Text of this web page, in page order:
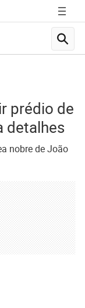
prédio de
detalhes
nobre de João